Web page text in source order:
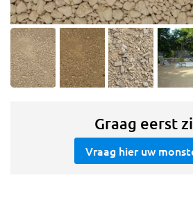
Graag eerst
Vraag hier uw